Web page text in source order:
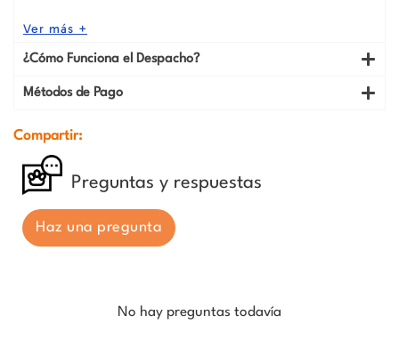
Ver más +
¿Cómo Funciona el Despacho?
Métodos de Pago
Compartir:
Preguntas y respuestas
Haz una pregunta
No hay preguntas todavía